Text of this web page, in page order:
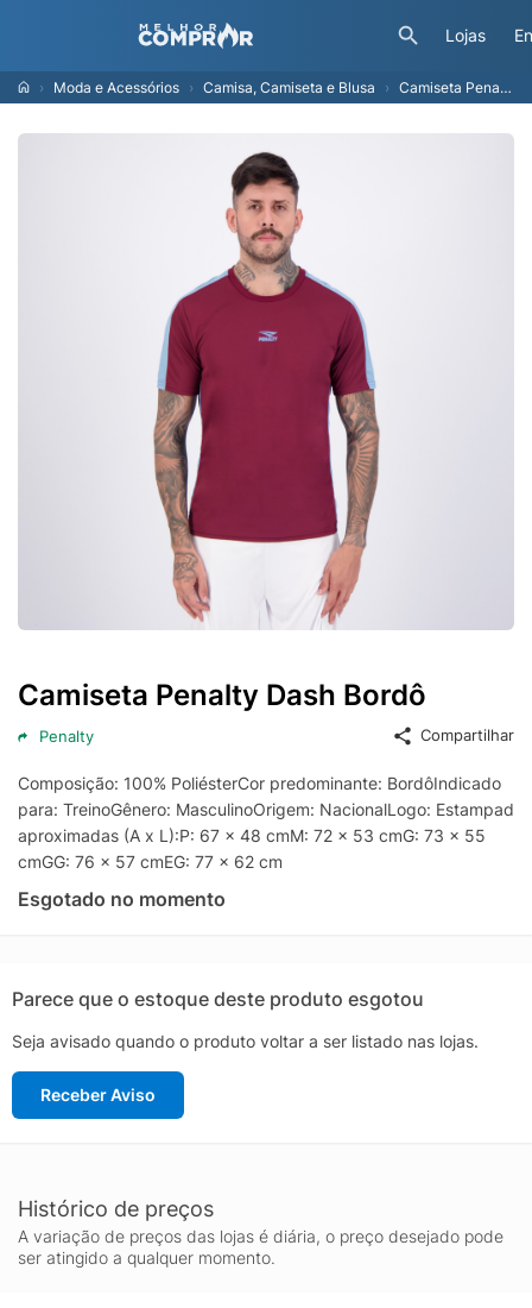
Lojas
Moda e Acessórios Camisa, Camiseta e Blusa Camiseta Penalty Dash Bordô
Camiseta Penalty Dash Bordô
Penalty Compartilhar
Composição: 100% PoliésterCor predominante: BordôIndicado
para: TreinoGênero: MasculinoOrigem: NacionalLogo:
aproximadas (A x L):P: 67 x 48 cmM: 72 x 53 cmG: 73 x 55
cmGG: 76 x 57 cmEG: 77 x 62 cm
Esgotado no momento
Parece que o estoque deste produto esgotou
Seja avisado quando o produto voltar a ser listado nas lojas.
Receber Aviso
Histórico de preços
A variação de preços das lojas é diária, o preço desejado pode
ser atingido a qualquer momento.